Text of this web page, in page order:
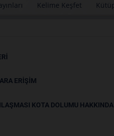
ERIŞIM
KOTA DOLUMU HAKKINDA